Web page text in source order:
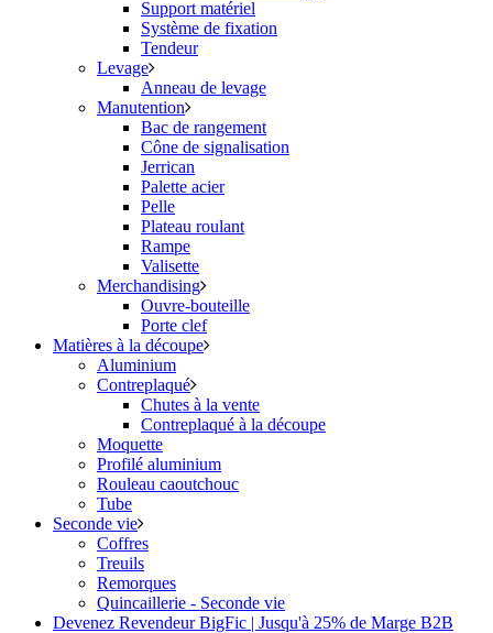
Support matériel
Système de fixation
Tendeur
Levage
Anneau de levage
Manutention
Bac de rangement
Cône de signalisation
Jerrican
Palette acier
Pelle
Plateau roulant
Rampe
Valisette
Merchandising
Ouvre-bouteille
Porte clef
Matières à la découpe
Aluminium
Contreplaqué
Chutes à la vente
Contreplaqué à la découpe
Moquette
Profilé aluminium
Rouleau caoutchouc
Tube
Seconde vie
Coffres
Treuils
Remorques
Quincaillerie - Seconde vie
Devenez Revendeur BigFic | Jusqu'à 25% de Marge B2B